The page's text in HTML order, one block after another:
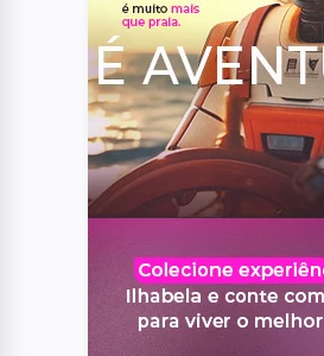
Mulher é arrastada no
durante briga em São
05LITORAL NORTE
Cinema de Ilhabela terá
gratuitas de "Michael",
Recomeço" e "Como
Dragão"